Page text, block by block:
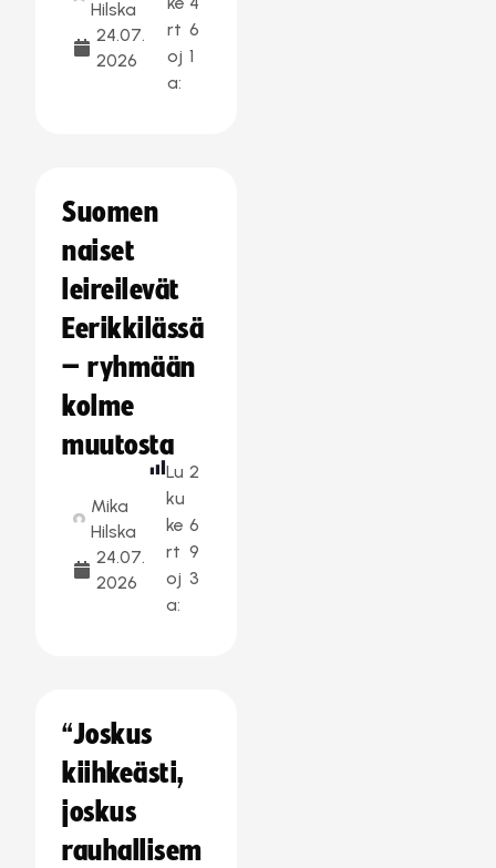
Hilska
24.07.
2026
rt
oj
a:
6
1
Suomen
naiset
leireilevät
Eerikkilässä
– ryhmään
kolme
muutosta
Mika
Hilska
24.07.
2026
Lu
ku
ke
rt
oj
a:
2
6
9
3
“Joskus
kiihkeästi,
joskus
rauhallisem